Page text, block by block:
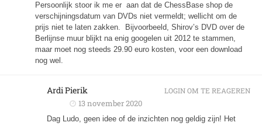
Persoonlijk stoor ik me er aan dat de ChessBase shop de
verschijningsdatum van DVDs niet vermeldt; wellicht om de
prijs niet te laten zakken. Bijvoorbeeld, Shirov’s DVD over de
Berlijnse muur blijkt na enig googelen uit 2012 te stammen,
maar moet nog steeds 29.90 euro kosten, voor een download
nog wel.
Ardi Pierik
13 november 2020
Dag Ludo, geen idee of de inzichten nog geldig zijn! Het
LOGIN OM TE REAGEREN